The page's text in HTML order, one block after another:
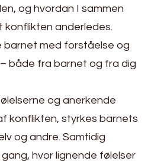
og hvordan I sammen
konflikten anderledes.
barnet med forståelse og
både fra barnet og fra dig
og anerkende
konflikten, styrkes barnets
og andre. Samtidig
hvor lignende følelser